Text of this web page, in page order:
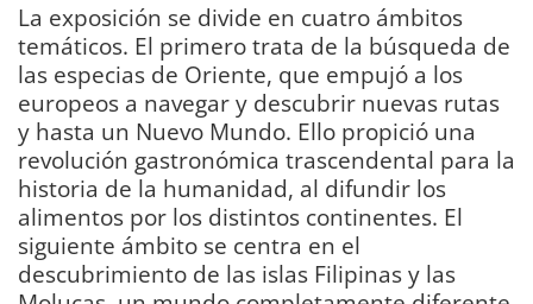
La exposición se divide en cuatro ámbitos
temáticos. El primero trata de la búsqueda de
las especias de Oriente, que empujó a los
europeos a navegar y descubrir nuevas rutas
y hasta un Nuevo Mundo. Ello propició una
revolución gastronómica trascendental para la
historia de la humanidad, al difundir los
alimentos por los distintos continentes. El
siguiente ámbito se centra en el
descubrimiento de las islas Filipinas y las